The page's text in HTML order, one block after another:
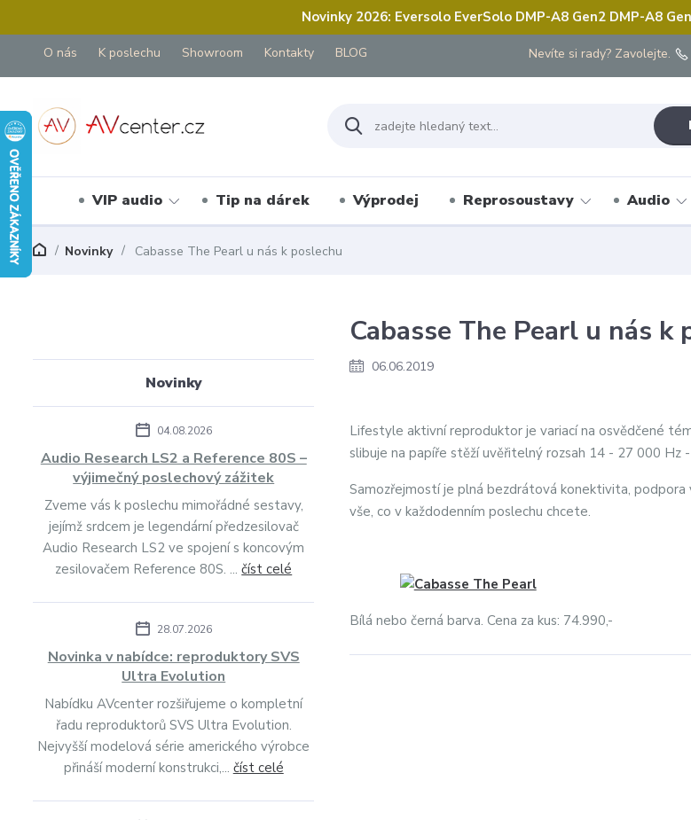
Novinky 2026: Eversolo EverSolo DMP-A8 Gen2 DMP-A8
O nás K poslechu Showroom Kontakty BLOG Nevíte si rady? Zavolejte.
VIP audio Tip na dárek Výprodej Reprosoustavy Audio
Novinky Cabasse The Pearl u nás k poslechu
Novinky
04.08.2026
Audio Research LS2 a Reference 80S –
výjimečný poslechový zážitek
Zveme vás k poslechu mimořádné sestavy,
jejímž srdcem je legendární předzesilovač
Audio Research LS2 ve spojení s koncovým
zesilovačem Reference 80S. ...číst celé
28.07.2026
Novinka v nabídce: reproduktory SVS
Ultra Evolution
Nabídku AVcenter rozšiřujeme o kompletní
řadu reproduktorů SVS Ultra Evolution.
Nejvyšší modelová série amerického výrobce
přináší moderní konstrukci,... číst celé
Cabasse The Pearl u nás k
06.06.2019
Lifestyle aktivní reproduktor je variací na osvědčené
slibuje na papíře stěží uvěřitelný rozsah 14 - 27 000 Hz
Samozřejmostí je plná bezdrátová konektivita,
vše, co v každodenním poslechu chcete.
Bílá nebo černá barva. Cena za kus: 74.990,-